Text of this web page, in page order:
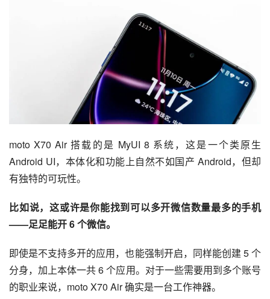
moto X70 Air 搭载的是 MyUI 8 系统，这是一个类原生
Android UI，本体化和功能上自然不如国产 Android，但却
有独特的可玩性。
比如说，这或许是你能找到可以多开微信数量最多的手机
——足足能开 6 个微信。
即使是不支持多开的应用，也能强制开启，同样能创建 5 个
分身，加上本体一共 6 个应用。对于一些需要用到多个账号
的职业来说，moto X70 Air 确实是一台工作神器。